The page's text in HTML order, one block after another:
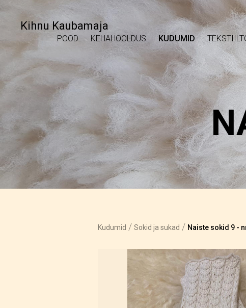
Kihnu Kaubamaja
POOD KEHAHOOLDUS KUDUMID
Kudumid / Sokid ja sukad / Naiste sokid 9 -